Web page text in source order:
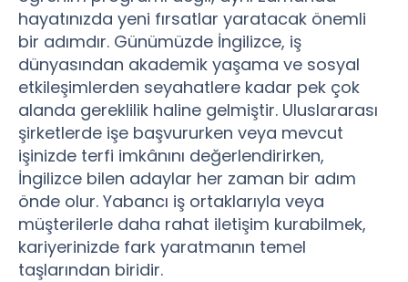
hayatınızda yeni fırsatlar yaratacak önemli
bir adımdır. Günümüzde İngilizce, iş
dünyasından akademik yaşama ve sosyal
etkileşimlerden seyahatlere kadar pek çok
alanda gereklilik haline gelmiştir. Uluslararası
şirketlerde işe başvururken veya mevcut
işinizde terfi imkânını değerlendirirken,
İngilizce bilen adaylar her zaman bir adım
önde olur. Yabancı iş ortaklarıyla veya
müşterilerle daha rahat iletişim kurabilmek,
kariyerinizde fark yaratmanın temel
taşlarından biridir.